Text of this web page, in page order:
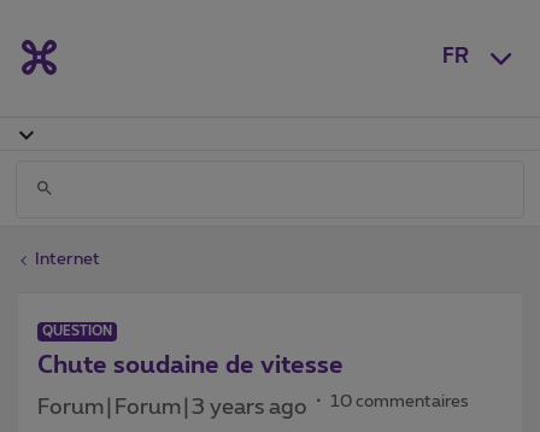
FR
Internet
QUESTION
Chute soudaine de vitesse
Forum|Forum|3 years ago 10 commentaires